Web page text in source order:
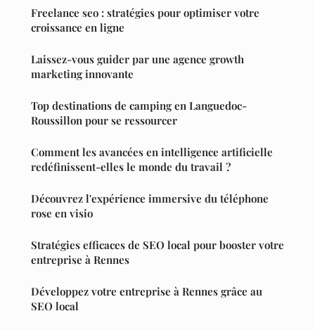
Freelance seo : stratégies pour optimiser votre
croissance en ligne
Laissez-vous guider par une agence growth
marketing innovante
Top destinations de camping en Languedoc-
Roussillon pour se ressourcer
Comment les avancées en intelligence artificielle
redéfinissent-elles le monde du travail ?
Découvrez l'expérience immersive du téléphone
rose en visio
Stratégies efficaces de SEO local pour booster votre
entreprise à Rennes
Développez votre entreprise à Rennes grâce au
SEO local